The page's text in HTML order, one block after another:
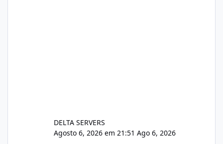
DELTA SERVERS
Agosto 6, 2026 em 21:51 Ago 6, 2026